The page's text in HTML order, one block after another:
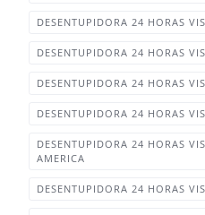
DESENTUPIDORA 24 HORAS
DESENTUPIDORA 24 HORAS
DESENTUPIDORA 24 HORAS
DESENTUPIDORA 24 HORAS
DESENTUPIDORA 24 HORAS
AMERICA
DESENTUPIDORA 24 HORAS